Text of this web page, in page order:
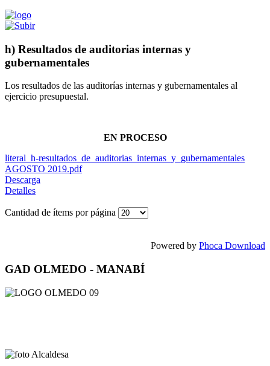
h) Resultados de auditorias internas y
gubernamentales
Los resultados de las auditorías internas y gubernamentales al
ejercicio presupuestal.
EN PROCESO
literal_h-resultados_de_auditorias_internas_y_gubernamentales
AGOSTO 2019.pdf
Descarga
Detalles
Cantidad de ítems por página
Powered by Phoca Download
GAD OLMEDO - MANABÍ